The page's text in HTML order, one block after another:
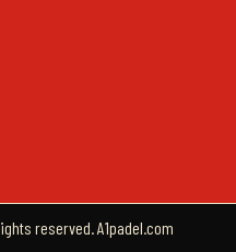
reserved. A1padel.com